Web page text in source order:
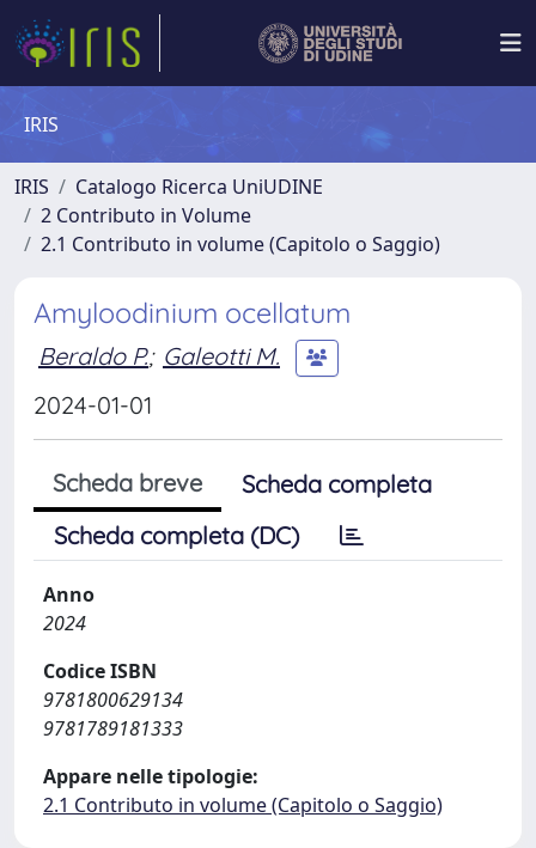
IRIS
IRIS
Catalogo Ricerca UniUDINE
2 Contributo in Volume
2.1 Contributo in volume (Capitolo o Saggio)
Amyloodinium ocellatum
Beraldo P.; Galeotti M.
2024-01-01
Scheda breve
Scheda completa
Scheda completa (DC)
Anno
2024
Codice ISBN
9781800629134
9781789181333
Appare nelle tipologie:
2.1 Contributo in volume (Capitolo o Saggio)